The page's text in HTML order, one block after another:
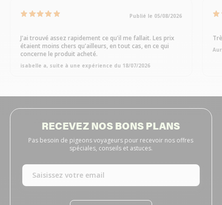
Publié le 05/08/2026
J'ai trouvé assez rapidement ce qu'il me fallait. Les prix
étaient moins chers qu'ailleurs, en tout cas, en ce qui
concerne le produit acheté.
isabelle a, suite à une expérience du 18/07/2026
RECEVEZ NOS BONS PLANS
Pas besoin de pigeons voyageurs pour recevoir nos offres
spéciales, conseils et astuces.